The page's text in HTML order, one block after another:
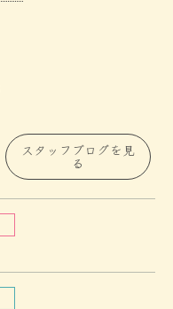
スタッフブログを見
る